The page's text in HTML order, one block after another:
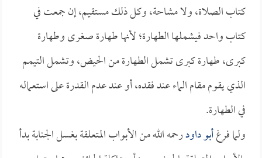
كتاب الصلاة، ولا مشاحة، وكل ذلك مستقيم، إن جمعت في
كتاب واحد فيشملها الطهارة؛ لأنها طهارة صغرى وطهارة
كبرى، طهارة كبرى تشمل الطهارة من الحيض، وتشمل التيمم
الذي يقوم مقام الماء عند فقده، أو عند عدم القدرة على استعماله
في الطهارة.
ولما فرغأبو داودرحمه الله من الأبواب المتعلقة بغسل الجنابة بدأ